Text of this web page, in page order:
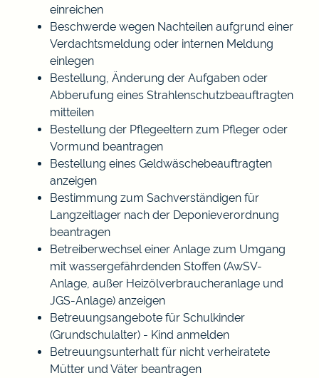
einreichen
Beschwerde wegen Nachteilen aufgrund einer
Verdachtsmeldung oder internen Meldung
einlegen
Bestellung, Änderung der Aufgaben oder
Abberufung eines Strahlenschutzbeauftragten
mitteilen
Bestellung der Pflegeeltern zum Pfleger oder
Vormund beantragen
Bestellung eines Geldwäschebeauftragten
anzeigen
Bestimmung zum Sachverständigen für
Langzeitlager nach der Deponieverordnung
beantragen
Betreiberwechsel einer Anlage zum Umgang
mit wassergefährdenden Stoffen (AwSV-
Anlage, außer Heizölverbraucheranlage und
JGS-Anlage) anzeigen
Betreuungsangebote für Schulkinder
(Grundschulalter) - Kind anmelden
Betreuungsunterhalt für nicht verheiratete
Mütter und Väter beantragen